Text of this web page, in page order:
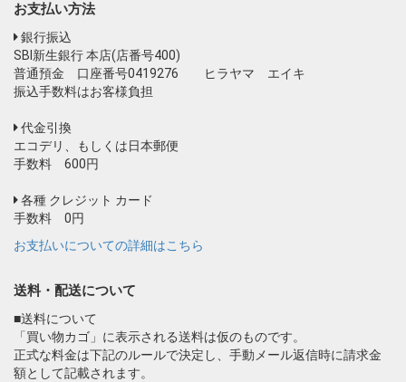
お支払い方法
銀行振込
SBI新生銀行 本店(店番号400)
普通預金 口座番号0419276 ヒラヤマ エイキ
振込手数料はお客様負担
代金引換
エコデリ、もしくは日本郵便
手数料 600円
各種 クレジット カード
手数料 0円
お支払いについての詳細はこちら
送料・配送について
■送料について
「買い物カゴ」に表示される送料は仮のものです。
正式な料金は下記のルールで決定し、手動メール返信時に請求金
額として記載されます。